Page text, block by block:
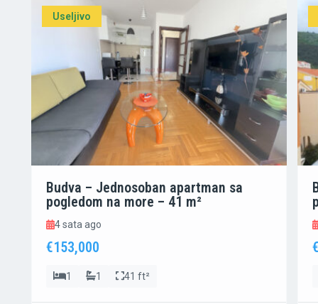
Useljivo
Budva – Jednosoban apartman sa
pogledom na more – 41 m²
4 sata ago
€153,000
1 1 41 ft²